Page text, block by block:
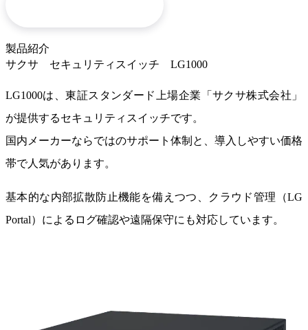
製品紹介
サクサ セキュリティスイッチ LG1000
LG1000は、東証スタンダード上場企業「サクサ株式会社」
が提供するセキュリティスイッチです。
国内メーカーならではのサポート体制と、導入しやすい価格
帯で人気があります。
基本的な内部拡散防止機能を備えつつ、クラウド管理（LG
Portal）によるログ確認や遠隔保守にも対応しています。